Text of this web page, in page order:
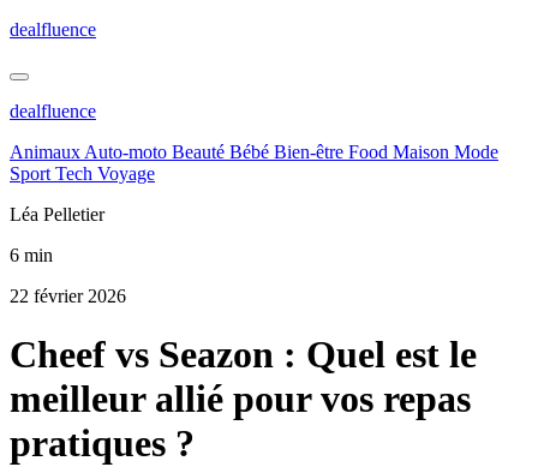
dealfluence
dealfluence
Animaux Auto-moto Beauté Bébé Bien-être Food Maison Mode
Sport Tech Voyage
Léa Pelletier
6 min
22 février 2026
Cheef vs Seazon : Quel est le
meilleur allié pour vos repas
pratiques ?